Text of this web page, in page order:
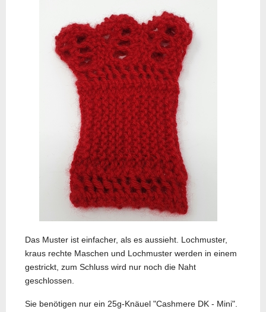
Das Muster ist einfacher, als es aussieht. Lochmuster,
kraus rechte Maschen und Lochmuster werden in einem
gestrickt, zum Schluss wird nur noch die Naht
geschlossen.
Sie benötigen nur ein 25g-Knäuel "Cashmere DK - Mini".